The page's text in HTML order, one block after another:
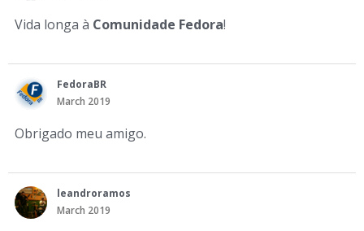
Vida longa à Comunidade Fedora!
FedoraBR
March 2019
Obrigado meu amigo.
leandroramos
March 2019